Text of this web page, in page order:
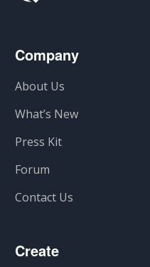
Company
About Us
What’s New
Press Kit
Forum
Contact Us
Create